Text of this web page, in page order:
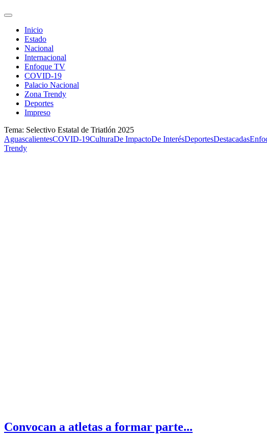
Inicio
Estado
Nacional
Internacional
Enfoque TV
COVID-19
Palacio Nacional
Zona Trendy
Deportes
Impreso
Tema: Selectivo Estatal de Triatlón 2025
AguascalientesCOVID-19CulturaDe ImpactoDe InterésDeportesDestacadas
Trendy
Convocan a atletas a formar parte...